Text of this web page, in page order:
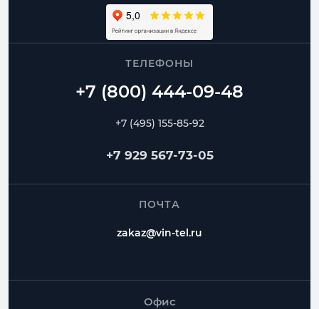
ТЕЛЕФОНЫ
+7 (495) 155-85-92
+7 929 567-73-05
ПОЧТА
zakaz@vin-tel.ru
Офис